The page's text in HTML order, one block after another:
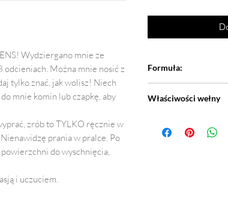
Wydziergano mnie ze
Można mnie nosić z
tylko znać, jak wolisz! Niech
mnie komin lub czapkę, aby
zrób to TYLKO ręcznie w
prania w pralce. Po
do wyschnięcia,
i uczuciem.
Formuła:
Właściwości wełny
początku może trochę